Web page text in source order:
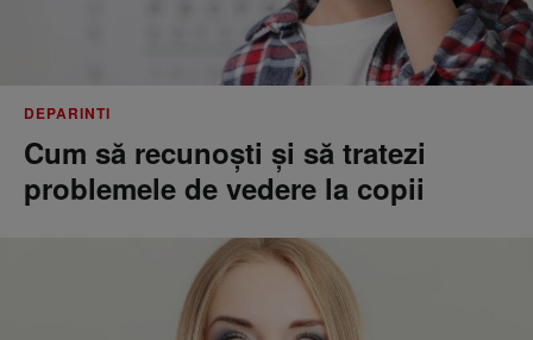
DEPARINTI
Cum să recunoști și să tratezi
problemele de vedere la copii